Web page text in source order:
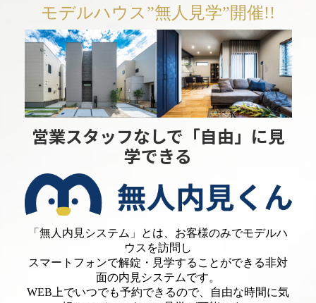
モデルハウス”無人見学”開催!!
営業スタッフなしで「自由」に見
学できる
「無人内見システム」とは、お客様のみでモデルハ
ウスを訪問し
スマートフォンで解錠・見学することができる非対
面の内見システムです。
WEB上でいつでも予約できるので、自由な時間に気